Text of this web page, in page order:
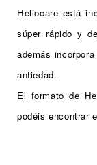
Heliocare está
súper rápido y
además
antiedad.
El formato de
podéis encontrar